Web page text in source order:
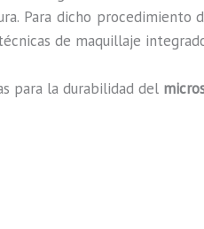
Para dicho procedimiento
de maquillaje
para la durabilidad del